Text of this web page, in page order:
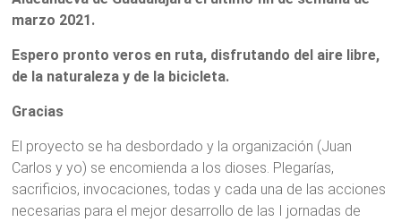
marzo 2021.
Espero pronto veros en ruta, disfrutando del aire libre,
de la naturaleza y de la bicicleta.
Gracias
El proyecto se ha desbordado y la organización (Juan
Carlos y yo) se encomienda a los dioses. Plegarías,
sacrificios, invocaciones, todas y cada una de las acciones
necesarias para el mejor desarrollo de las I jornadas de